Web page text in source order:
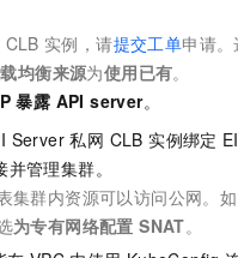
CLB 实例，请提交工单申请
均衡来源为使用已有。
暴露 API server。
Server 私网 CLB 实例绑定
管理集群。
集群内资源可以访问公网。
为专有网络配置 SNAT。